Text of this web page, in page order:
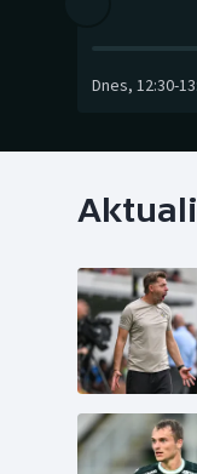
Dnes, 12:30-